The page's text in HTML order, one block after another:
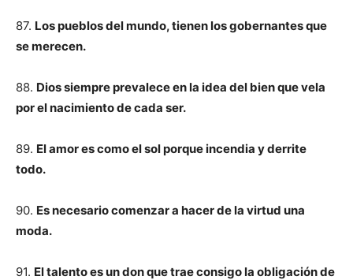
87. Los pueblos del mundo, tienen los gobernantes que
se merecen.
88. Dios siempre prevalece en la idea del bien que vela
por el nacimiento de cada ser.
89. El amor es como el sol porque incendia y derrite
todo.
90. Es necesario comenzar a hacer de la virtud una
moda.
91. El talento es un don que trae consigo la obligación de